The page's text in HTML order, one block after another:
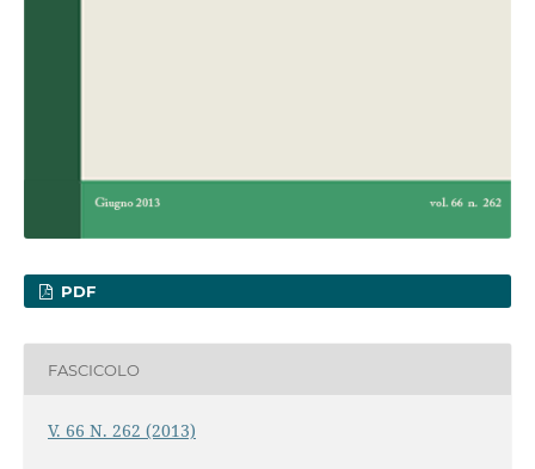
PDF
FASCICOLO
V. 66 N. 262 (2013)